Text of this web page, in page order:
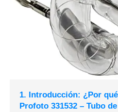
1. Introducción: ¿Por
Profoto 331532 – Tubo